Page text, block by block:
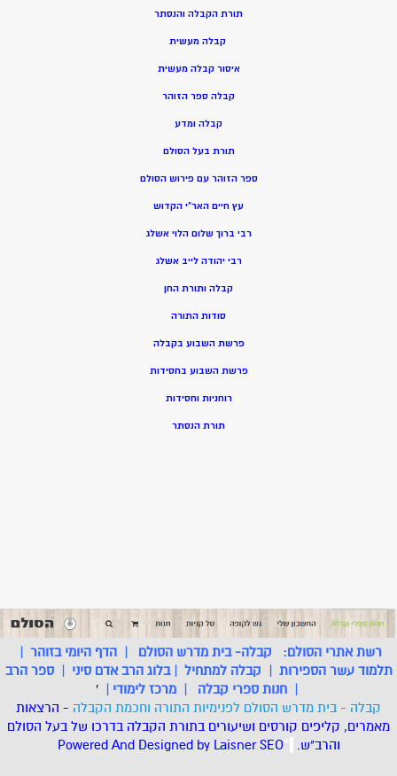
תורת הקבלה והנסתר
קבלה מעשית
איסור קבלה מעשית
קבלה ספר הזוהר
קבלה ומדע
תורת בעל הסולם
ספר הזוהר עם פירוש הסולם
עץ חיים האר”י הקדוש
רבי ברוך שלום הלוי אשלג
רבי יהודה לייב אשלג
קבלה ותורת החן
סודות התורה
פרשת השבוע בקבלה
פרשת השבוע בחסידות
רוחניות וחסידות
תורת הנסתר
רשת אתרי הסולם: קבלה- בית מדרש הסולם |הדף היומי בזוהר |
תלמוד עשר הספירות | קבלה למתחיל |בלוג הרב אדם סיני |ספר הרב
| חנות ספרי קבלה | מרכז לימודי |
'
קבלה - בית מדרש הסולם לפנימיות התורה וחכמת הקבלה - הרצאות
מאמרים, קליפים קורסים ושיעורים בתורת הקבלה בדרכו של בעל הסולם
והרב"ש.
*
Powered And Designed by LaisnerSEO